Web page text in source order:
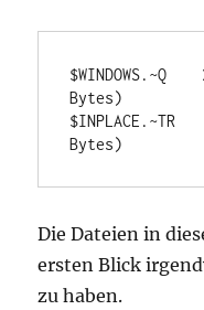
$WINDOWS.~Q
Bytes)
$INPLACE.~TR
Bytes)
Die Dateien in
ersten Blick
zu haben.